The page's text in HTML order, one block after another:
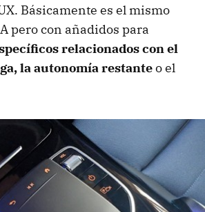
Básicamente es el mismo
pero con añadidos para
relacionados con el
la autonomía restanteo el